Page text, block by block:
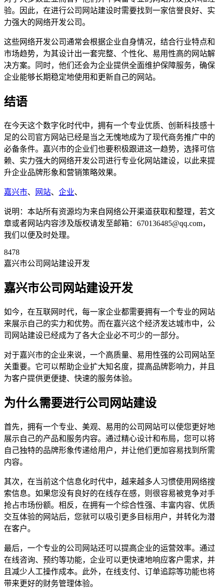
验。因此，在进行公司网站建设时需要找到一家信誉良好、实
力强大的网络开发公司。
这些网络开发公司通常会根据企业自身情况，结合行业特点和
市场趋势，为其设计出一套完整、个性化、易用性高的网站解
决方案。同时，他们还会为企业提供全面维护保障服务，确保
企业能够长期稳定地使用和更新自己的网站。
结语
在今天这个数字化时代中，拥有一个专业优质、创新科技感十
足的公司官方网站已经是当之无愧地成为了现代商务推广中的
必备条件。嘉兴市的企业们也要积极跟进这一趋势，选择可信
赖、实力强大的网络开发公司进行专业化网站建设，以此来提
升企业品牌形象和营销策略效果。
嘉兴市、 网站、 企业、
说明：本站所有资源均为来自网络公开渠道获取和整理，若文
章或者网站内容涉及版权请发至邮箱：670136485@qq.com，
我们以便及时处理。
8478
嘉兴市公司网站建设开发
嘉兴市公司网站建设开发
如今，在互联网时代，每一家企业都需要拥有一个专业的网站
来展示自己的实力和优势。而在嘉兴这个经济发达城市中，公
司网站建设已经成为了各大企业必不可少的一部分。
对于嘉兴市的企业来说，一个高质量、易用性强的公司网站至
关重要。它可以帮助企业扩大知名度，提高品牌影响力，并且
为客户提供更便捷、快速的服务体验。
为什么需要进行公司网站建设
首先，拥有一个专业、美观、易用的公司网站可以使您更好地
展示自己的产品和服务内容。通过精心设计和布局，您可以将
自己独特的品牌形象传递给用户，并让他们更加容易找到所需
内容。
其次，在当前这个信息化时代中，越来越多人习惯使用网络搜
索信息。如果您没有良好的在线存在感，则很容易被竞争对手
抢占市场份额。相反，在拥有一个综合性强、丰富内容、优质
交互体验的网站后，您就可以吸引更多目标用户，并转化为潜
在客户。
最后，一个专业的公司网站还可以提高企业的运营效率。通过
在线咨询、预约等功能，企业可以更快速地响应客户需求，并
且减少人工操作成本。此外，在线支付、订单追踪等功能也将
带来更好的财务管理体验。